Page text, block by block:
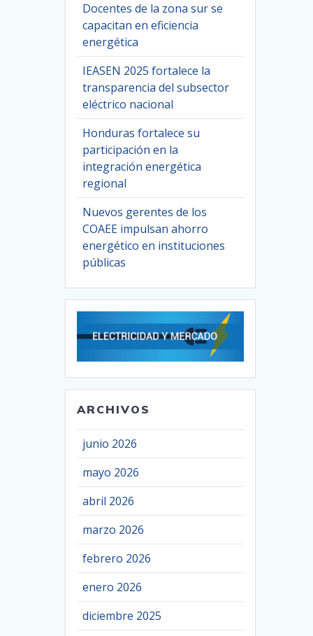
Docentes de la zona sur se
capacitan en eficiencia
energética
IEASEN 2025 fortalece la
transparencia del subsector
eléctrico nacional
Honduras fortalece su
participación en la
integración energética
regional
Nuevos gerentes de los
COAEE impulsan ahorro
energético en instituciones
públicas
ARCHIVOS
junio 2026
mayo 2026
abril 2026
marzo 2026
febrero 2026
enero 2026
diciembre 2025